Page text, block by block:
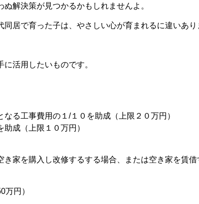
解決策が見つかるかもしれませんよ。
居で育った子は、やさしい心が育まれるに違いあり
活用したいものです。
る工事費用の１/１０を助成（上限２０万円）
成（上限１０万円）
き家を購入し改修するする場合、または空き家を賃
円）